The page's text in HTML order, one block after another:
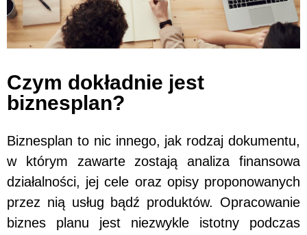
Czym dokładnie jest
biznesplan?
Biznesplan to nic innego, jak rodzaj dokumentu,
w którym zawarte zostają analiza finansowa
działalności, jej cele oraz opisy proponowanych
przez nią usług bądź produktów. Opracowanie
biznes planu jest niezwykle istotny podczas